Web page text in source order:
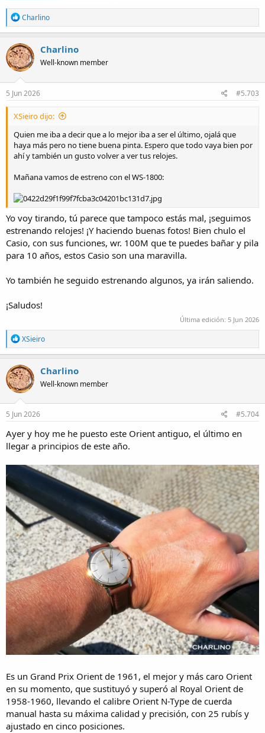
R
e
a
c
t
i
o
n
s
Charlino
Charlino
Well-known member
5 Jun 2026 #5.703
XSieiro dijo:
Quien me iba a decir que a lo mejor iba a ser el último, ojalá que
haya más pero no tiene buena pinta. Espero que todo vaya bien por
ahí y también un gusto volver a ver tus relojes.
Mañana vamos de estreno con el WS-1800:
Yo voy tirando, tú parece que tampoco estás mal, ¡seguimos
estrenando relojes! ¡Y haciendo buenas fotos! Bien chulo el
Casio, con sus funciones, wr. 100M que te puedes bañar y pila
para 10 años, estos Casio son una maravilla.
Yo también he seguido estrenando algunos, ya irán saliendo.
¡Saludos!
Última edición: 5 Jun 2026
R
e
a
c
t
i
o
n
s
XSieiro
Charlino
Well-known member
5 Jun 2026 #5.704
Ayer y hoy me he puesto este Orient antiguo, el último en
llegar a principios de este año.
Es un Grand Prix Orient de 1961, el mejor y más caro Orient
en su momento, que sustituyó y superó al Royal Orient de
1958-1960, llevando el calibre Orient N-Type de cuerda
manual hasta su máxima calidad y precisión, con 25 rubís y
ajustado en cinco posiciones.